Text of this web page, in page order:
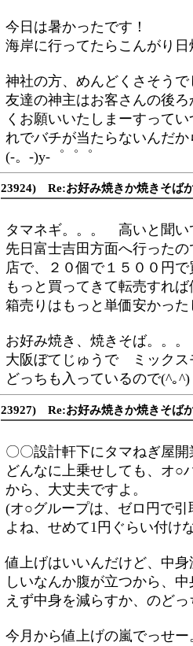
今日は暑かったです！
海岸に行ってたらこんがり
神社の方、めんどくさそうで
友達の神主はお客さんの後
くお願いいたしまーすって
れでバチが当たらないんだ
(-。-)y-゜゜゜
23924) Re:お好み焼きか焼きそば
タマネギ。。。 高いと聞い
先日富士吉田方面へ行った
店で、２０個で１５００円
もっと買ってきて転売すれ
箱売りはもっと単価安かっ
お好み焼き、焼きそば。。。
大阪ぼてじゅうで ミックス
どっちも入っているので(^｡^)
23927) Re:お好み焼きか焼きそば
〇〇設計軒下にタマねぎ屋
どんなに上乗せしても、オ○
から、大丈夫ですよ。
(オ○グループは、ゼロ円で
よね、せめて1円ぐらい付け
値上げはいいんだけど、中
しいなんか腹が立つから、
えず中身を減らすか、のど
今月から値上げの嵐でっせ